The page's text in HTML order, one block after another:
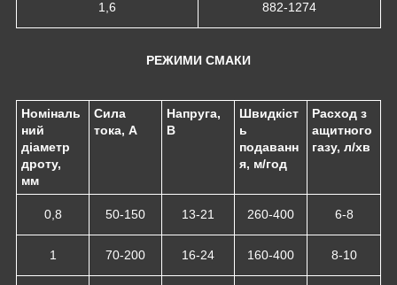
1,6 882-1274
РЕЖИМИ СМАКИ
Номіналь
ний
діаметр
дроту,
мм
Сила
тока, А
Напруга,
В
Швидкіст
ь
подаванн
я, м/год
Расход з
ащитного
газу, л/хв
0,8 50-150 13-21 260-400 6-8
1 70-200 16-24 160-400 8-10